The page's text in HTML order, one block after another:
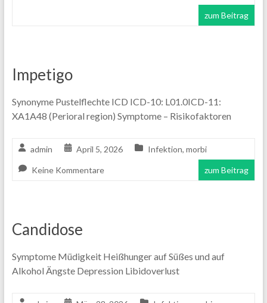
zum Beitrag
Impetigo
Synonyme Pustelflechte ICD ICD-10: L01.0ICD-11:
XA1A48 (Perioral region) Symptome – Risikofaktoren
admin April 5, 2026 Infektion, morbi
Keine Kommentare zum Beitrag
Candidose
Symptome Müdigkeit Heißhunger auf Süßes und auf
Alkohol Ängste Depression Libidoverlust